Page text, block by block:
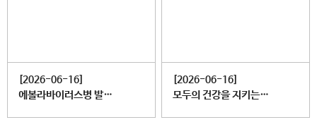
[2026-06-16]
에볼라바이러스병 발생 주의! 감염 경로와 주요 증상, 예방수칙 확인하세요
[2026-06-16]
모두의 건강을 지키는 올바른 손씻기 습관!